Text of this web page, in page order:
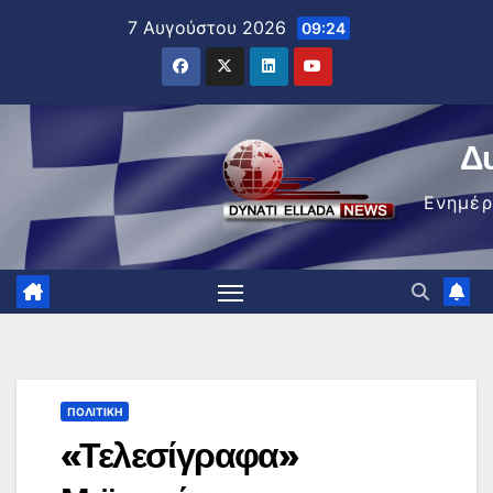
7 Αυγούστου 2026 09:24
ΠΟΛΙΤΙΚΉ
«Τελεσίγραφα»